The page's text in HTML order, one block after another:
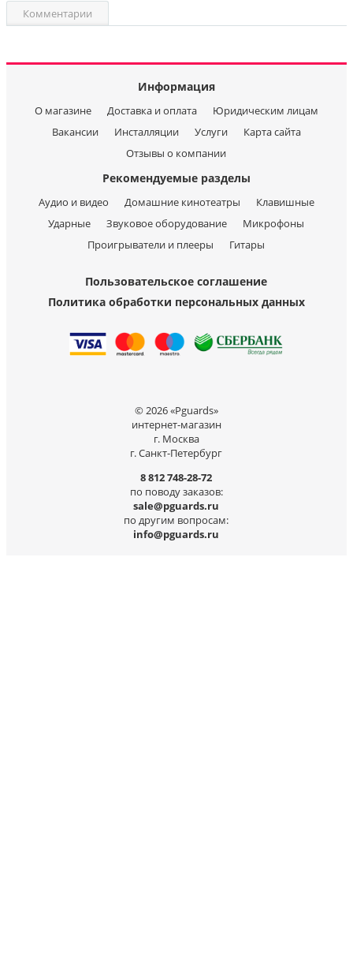
Комментарии
Информация
О магазине Доставка и оплата
Юридическим лицам
Вакансии
Инсталляции Услуги
Карта сайта
Отзывы о компании
Рекомендуемые разделы
Аудио и видео Домашние кинотеатры
Клавишные
Ударные
Звуковое оборудование
Микрофоны
Проигрыватели и плееры
Гитары
Пользовательское соглашение
Политика обработки персональных данных
© 2026 «Pguards»
интернет-магазин
г. Москва
г. Санкт-Петербург
8 812 748-28-72
по поводу заказов:
sale@pguards.ru
по другим вопросам:
info@pguards.ru